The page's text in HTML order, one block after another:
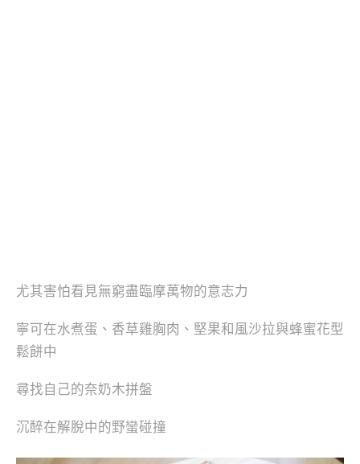
尤其害怕看見無窮盡臨摩萬物的意志力
寧可在水煮蛋、香草雞胸肉、堅果和風沙拉與蜂蜜花型
鬆餅中
尋找自己的奈奶木拼盤
沉醉在解脫中的野蠻碰撞